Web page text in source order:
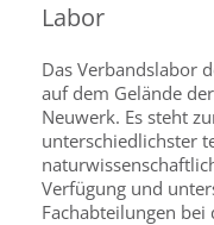
Labor
Das Verbandslabor
auf dem Gelände
Neuwerk. Es steht
unterschiedlichster
Verfügung und
Fachabteilungen